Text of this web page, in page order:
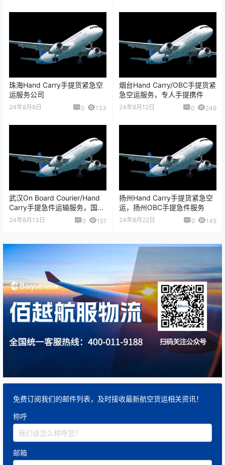
珠海Hand Carry手提货紧急空
运服务公司
24年8月8日 0 133
烟台Hand Carry/OBC手提货紧
急空运服务，专人手提携件
24年8月12日 0 246
武汉On Board Courier/Hand
Carry手提急件运输服务，国际
航空货运紧急物流
24年8月13日 0 151
扬州Hand Carry手提货紧急空
运，扬州OBC手提急件服务
24年8月22日 0 145
免费订阅我们的邮件列表，及时接收最新航空货运相关资讯！
称呼
邮箱